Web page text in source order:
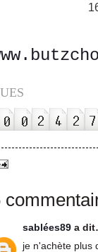
sablées89 a
je n'achète plus